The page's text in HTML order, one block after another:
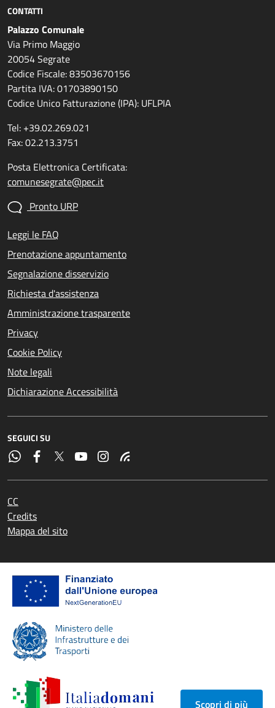
CONTATTI
Palazzo Comunale
Via Primo Maggio
20054 Segrate
Codice Fiscale: 83503670156
Partita IVA: 01703890150
Codice Unico Fatturazione (IPA): UFLPIA
Tel: +39.02.269.021
Fax: 02.213.3751
Posta Elettronica Certificata:
comunesegrate@pec.it
Pronto URP
Leggi le FAQ
Prenotazione appuntamento
Segnalazione disservizio
Richiesta d'assistenza
Amministrazione trasparente
Privacy
Cookie Policy
Note legali
Dichiarazione Accessibilità
SEGUICI SU
CC
Credits
Mappa del sito
Scopri di più